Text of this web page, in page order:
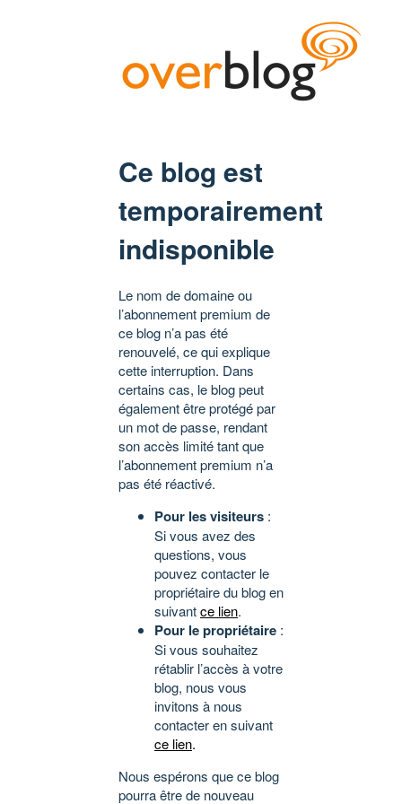
Ce blog est
temporairement
indisponible
Le nom de domaine ou
l’abonnement premium de
ce blog n’a pas été
renouvelé, ce qui explique
cette interruption. Dans
certains cas, le blog peut
également être protégé par
un mot de passe, rendant
son accès limité tant que
l’abonnement premium n’a
pas été réactivé.
Pour les visiteurs :
Si vous avez des
questions, vous
pouvez contacter le
propriétaire du blog en
suivantce lien.
Pour le propriétaire :
Si vous souhaitez
rétablir l’accès à votre
blog, nous vous
invitons à nous
contacter en suivant
ce lien.
Nous espérons que ce blog
pourra être de nouveau